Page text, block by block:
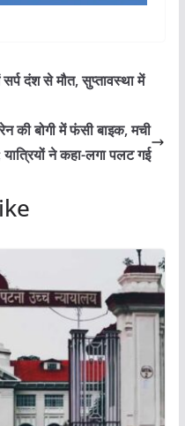
दंश से मौत, सुप्तावस्था में
की बोगी में फंसी बाइक, मची
ने कहा-लगा पलट गई